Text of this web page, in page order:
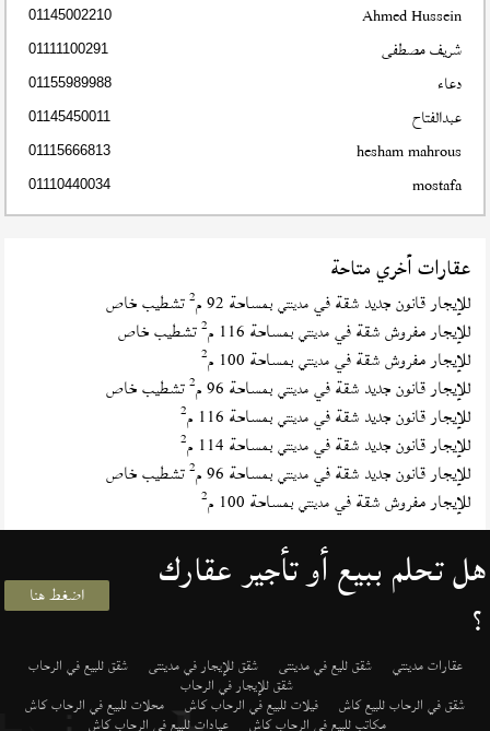
Ahmed Hussein
01145002210
شريف مصطفى 01111100291
دعاء 01155989988
عبدالفتاح 01145450011
hesham mahrous
01115666813
mostafa
01110440034
عقارات أخري متاحة
للإيجار قانون جديد شقة فيمدينتي بمساحة 92 م 2تشطيب خاص
للإيجار مفروش شقة فيمدينتي بمساحة 116 م 2تشطيب خاص
للإيجار مفروش شقة فيمدينتي بمساحة 100 م 2
للإيجار قانون جديد شقة فيمدينتي بمساحة 96 م 2تشطيب خاص
للإيجار قانون جديد شقة فيمدينتي بمساحة 116 م 2
للإيجار قانون جديد شقة فيمدينتي بمساحة 114 م 2
للإيجار قانون جديد شقة فيمدينتي بمساحة 96 م 2تشطيب خاص
للإيجار مفروش شقة فيمدينتي بمساحة 100 م 2
هل تحلم ببيع أو تأجير عقارك
؟ اضغط هنا
عقارات مدينتي شقق لليع في مدينتى شقق للإيجار في مدينتى شقق للبيع في الرحاب
شقق للإيجار في الرحاب
شقق في الرحاب للبيع كاش فيلات للبيع في الرحاب كاش محلات للبيع في الرحاب كاش
مكاتب للبيع في الرحاب كاش عيادات للبيع في الرحاب كاش